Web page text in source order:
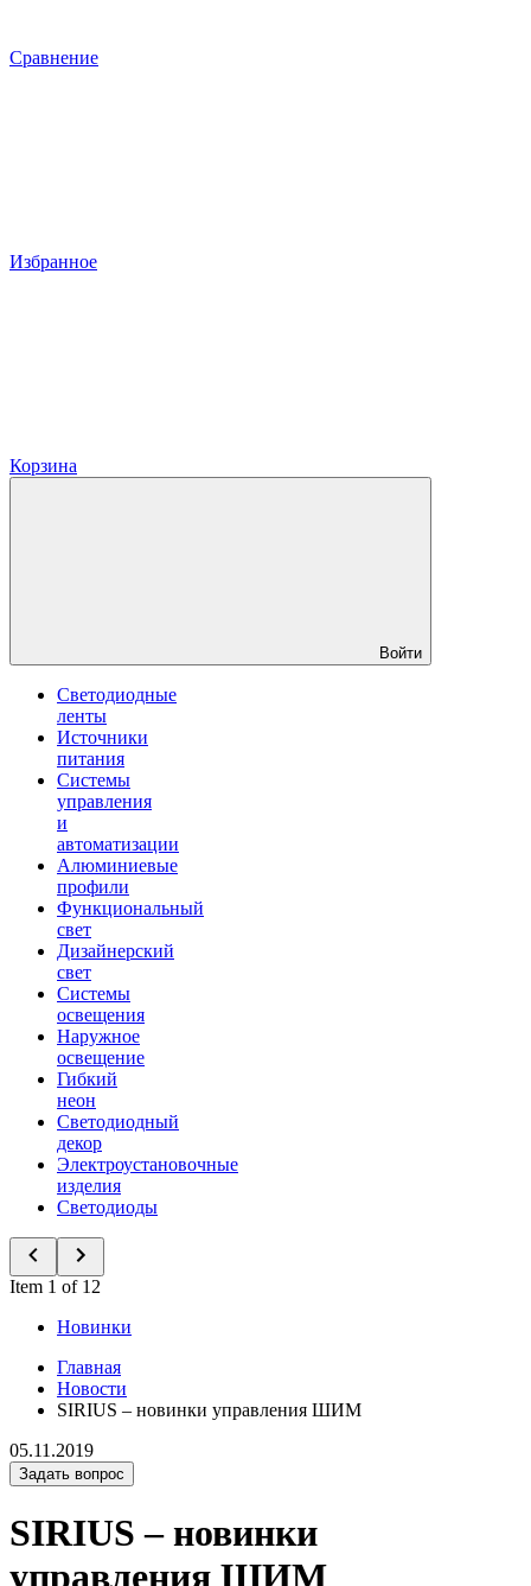
Сравнение
Избранное
Корзина
Войти
Светодиодные
ленты
Источники
питания
Системы
управления
и
автоматизации
Алюминиевые
профили
Функциональный
свет
Дизайнерский
свет
Системы
освещения
Наружное
освещение
Гибкий
неон
Светодиодный
декор
Электроустановочные
изделия
Светодиоды
Item 1 of 12
Новинки
Главная
Новости
SIRIUS – новинки управления ШИМ
05.11.2019
Задать вопрос
SIRIUS – новинки
управления ШИМ